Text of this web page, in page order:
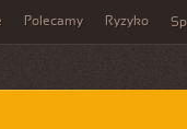
Polecamy Ryzyko